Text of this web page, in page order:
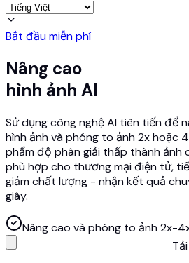
Bắt đầu miễn phí
Nâng cao
hình ảnh AI
Sử dụng công nghệ AI tiên tiến để
hình ảnh và phóng to ảnh 2x hoặc
phẩm độ phân giải thấp thành ảnh
phù hợp cho thương mại điện tử,
giảm chất lượng - nhận kết quả
giây.
Nâng cao và phóng to ảnh 2x-